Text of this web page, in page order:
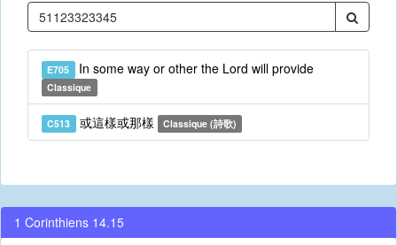
E705 In some way or other the Lord will provide
Classique
C513 或這樣或那樣 Classique (詩歌)
1 Corinthiens 14.15